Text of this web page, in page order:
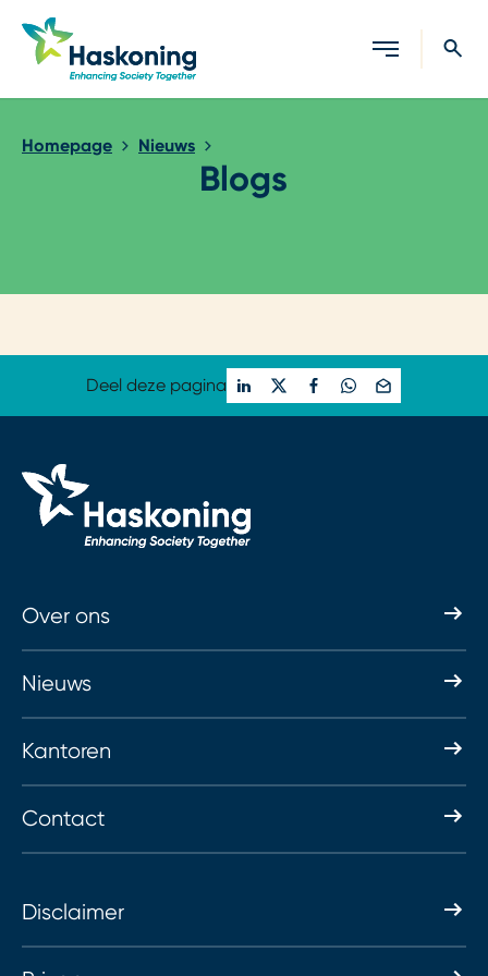
Sluiten
Homepage Nieuws
Blogs
Deel deze pagina
Over ons
Nieuws
Kantoren
Contact
Disclaimer